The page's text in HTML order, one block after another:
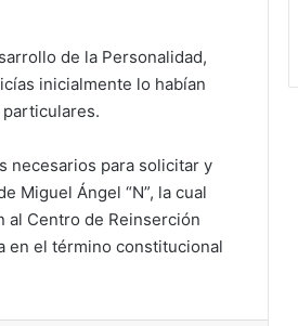
de la Personalidad,
inicialmente lo habían
necesarios para solicitar y
Miguel Ángel “N”, la cual
al Centro de Reinserción
en el término constitucional